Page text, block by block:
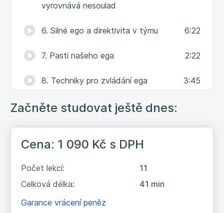
vyrovnává nesoulad
6. Silné ego a direktivita v týmu 6:22
7. Pasti našeho ega 2:22
8. Techniky pro zvládání ega 3:45
9. Techniky pro zvládání ega II
10. Na cestě k zvládání ega 3:20
Začněte studovat ještě dnes:
Cena: 1 090 Kč s DPH
Počet lekcí:
11
Celková délka:
41 min
Garance vrácení peněz